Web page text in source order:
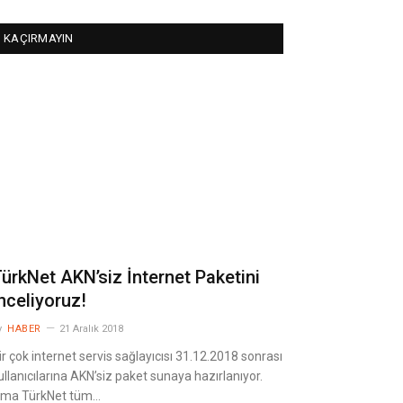
KAÇIRMAYIN
AKN’siz İnternet Paketini
HABER 21 Aralık 2018
çok internet servis sağlayıcısı 31.12.2018 sonrası
AKN’siz paket sunaya hazırlanıyor.
TürkNet tüm…